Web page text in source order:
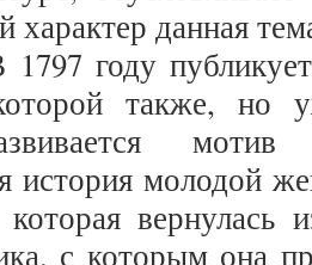
данная
году
также, но
история молодой
которая
с которым она